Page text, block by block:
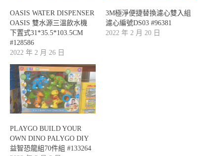
OASIS WATER DISPENSER
OASIS 雙水源三溫飲水機
下置式31*35.5*103.5CM
#128586
2022 年 2 月 26 日
3M極淨便捷替換濾心雙入組
濾心編號DS03 #96381
2022 年 2 月 20 日
PLAYGO BUILD YOUR
OWN DINO PALYGO DIY
益智恐龍組70件組 #133264